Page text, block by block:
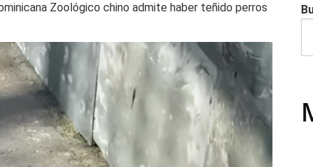
Zoológico chino admite haber teñido perros